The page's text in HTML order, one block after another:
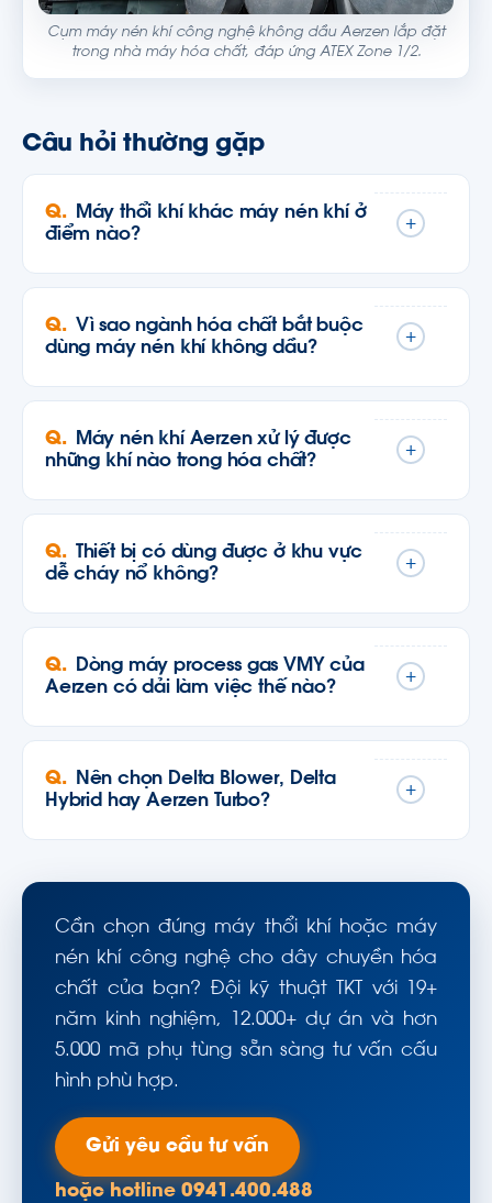
Cụm máy nén khí công nghệ không dầu Aerzen lắp đặt
trong nhà máy hóa chất, đáp ứng ATEX Zone 1/2.
Câu hỏi thường gặp
Máy thổi khí khác máy nén khí ở
điểm nào?
+
Vì sao ngành hóa chất bắt buộc
dùng máy nén khí không dầu?
+
Máy nén khí Aerzen xử lý được
những khí nào trong hóa chất?
+
Thiết bị có dùng được ở khu vực
dễ cháy nổ không?
+
Dòng máy process gas VMY của
Aerzen có dải làm việc thế nào?
+
Nên chọn Delta Blower, Delta
Hybrid hay Aerzen Turbo?
+
Cần chọn đúng máy thổi khí hoặc máy
nén khí công nghệ cho dây chuyền hóa
chất của bạn? Đội kỹ thuật TKT với 19+
năm kinh nghiệm, 12.000+ dự án và hơn
5.000 mã phụ tùng sẵn sàng tư vấn cấu
hình phù hợp.
Gửi yêu cầu tư vấn
hoặc hotline 0941.400.488